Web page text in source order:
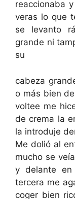
reaccionaba
veras lo que
se levanto
grande ni
su
cabeza
o más bien
voltee me
de crema la
la introduje
Me dolió al
mucho se
y delante en
tercera me
coger bien